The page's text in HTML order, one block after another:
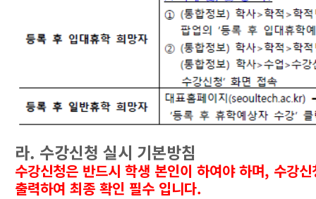
라. 수강신청 실시 기본방침
수강신청은 반드시 학생 본인이 하여야 하며, 수강
출력하여 최종 확인 필수 입니다.